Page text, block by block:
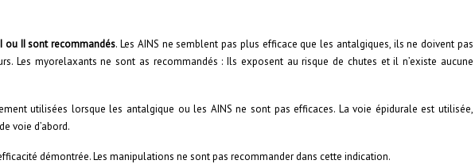
ou II sont recommandés. Les AINS ne semblent pas plus efficace que les antalgiques, ils ne doivent pas
Les myorelaxants ne sont as recommandés : Ils exposent au risque de chutes et il n’existe aucune
utilisées lorsque les antalgique ou les AINS ne sont pas efficaces. La voie épidurale est utilisée,
voie d’abord.
efficacité démontrée. Les manipulations ne sont pas recommander dans cette indication.